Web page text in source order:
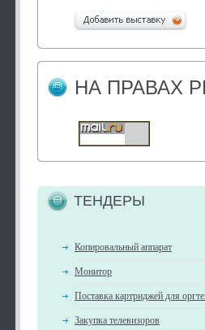
НА ПРАВАХ
ТЕНДЕРЫ
Копировальный аппарат
Монитор
Поставка картриджей для
Закупка телевизоров